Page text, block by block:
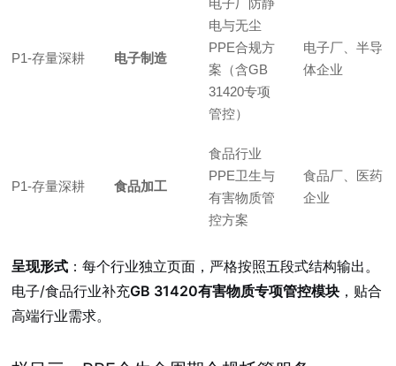
P1-存量深耕 电子制造
电子厂防静
电与无尘
PPE合规方
案（含GB
31420专项
管控）
电子厂、半导
体企业
P1-存量深耕 食品加工
食品行业
PPE卫生与
有害物质管
控方案
食品厂、医药
企业
呈现形式 ：每个行业独立页面，严格按照五段式结构输出。
电子/食品行业补充GB 31420有害物质专项管控模块 ，贴合
高端行业需求。